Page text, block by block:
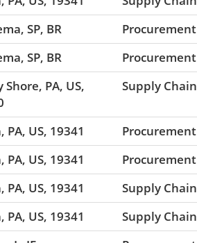
SP, BR Procurement
SP, BR Procurement
Shore, PA, US,
Supply Chain
PA, US, 19341 Procurement
PA, US, 19341 Procurement
PA, US, 19341 Supply Chain
PA, US, 19341 Supply Chain